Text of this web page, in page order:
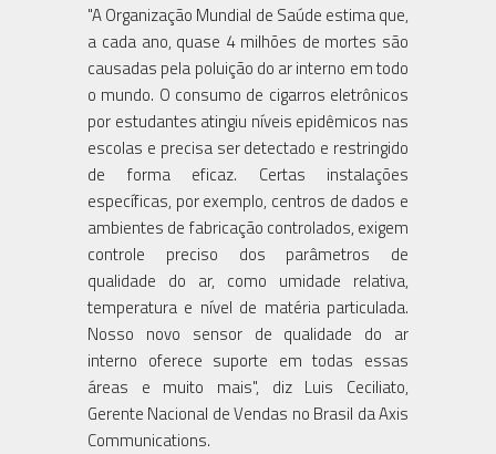
"A Organização Mundial de Saúde estima que,
a cada ano, quase 4 milhões de mortes são
causadas pela poluição do ar interno em todo
o mundo. O consumo de cigarros eletrônicos
por estudantes atingiu níveis epidêmicos nas
escolas e precisa ser detectado e restringido
de forma eficaz. Certas instalações
específicas, por exemplo, centros de dados e
ambientes de fabricação controlados, exigem
controle preciso dos parâmetros de
qualidade do ar, como umidade relativa,
temperatura e nível de matéria particulada.
Nosso novo sensor de qualidade do ar
interno oferece suporte em todas essas
áreas e muito mais", diz Luis Ceciliato,
Gerente Nacional de Vendas no Brasil da Axis
Communications.